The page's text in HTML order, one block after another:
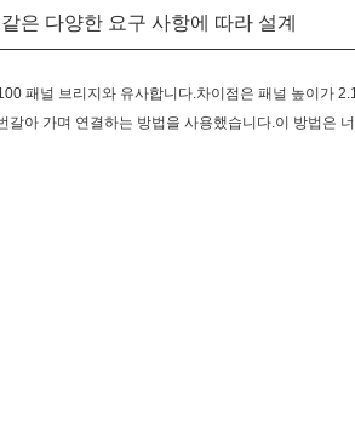
은 다양한 요구 사항에 따라 설계
패널 브리지와 유사합니다.차이점은 패널 높이가
아 가며 연결하는 방법을 사용했습니다.이 방법은